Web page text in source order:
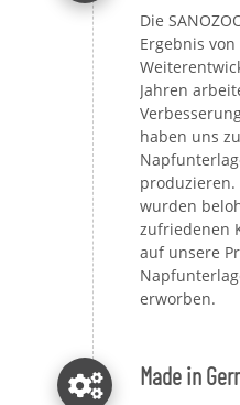
Die
Ergebnis
Jahren
haben uns
produzieren.
wurden
zufriedenen
auf unsere
erworben.
Made in